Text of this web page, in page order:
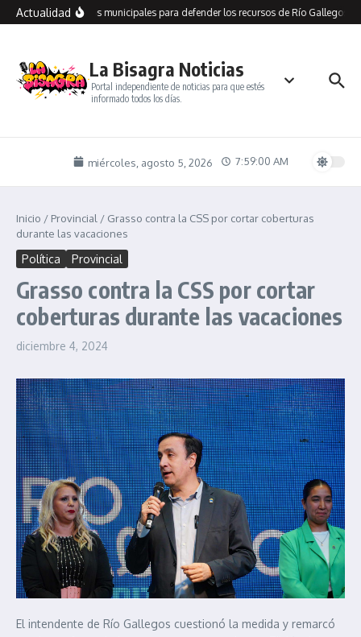
Saltar al contenido
Actualidad
recorre dependencias municipales para defender los recursos de Río Gallegos y
La Bisagra Noticias
Portal independiente de noticias para que estés
informado todos los días.
miércoles, agosto 5, 2026 7:59:00 AM
Inicio / Provincial / Grasso contra la CSS por cortar coberturas
durante las vacaciones
Política Provincial
Grasso contra la CSS por cortar
coberturas durante las vacaciones
diciembre 4, 2024
El intendente de Río Gallegos cuestionó la medida y remarcó